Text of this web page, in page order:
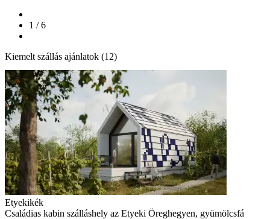
1 / 6
Kiemelt szállás ajánlatok (12)
Etyekikék
Családias kabin szálláshely az Etyeki Öreghegyen, gyümölcsfá